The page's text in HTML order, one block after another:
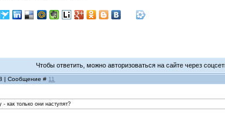
Чтобы ответить, можно авторизоваться на сайте через
| Сообщение # 11
как только они наступят?